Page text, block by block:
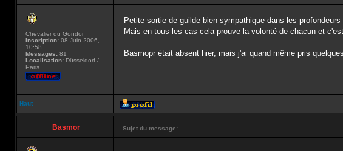
Chevalier du Gondor
Inscription: 08 Juin 2006,
10:58
Messages: 81
Localisation: Düsseldorf /
Paris
Petite sortie de guilde bien sympathique dans les
Mais en tous les cas cela prouve la volonté de chacun et
Basmopr était absent hier, mais j'ai quand même pris
Haut
Basmor Sujet du message: